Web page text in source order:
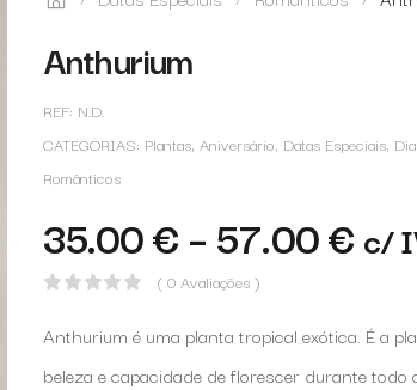
Anthurium
REF: N.D.
CATEGORIAS: Plantas, Aniversário, Datas Especiais,
Românticos
35.00€–57.00€ c/
( 0 Avaliações )
Anthurium é uma planta tropical exótica. É a
beleza e capacidade de florescer durante todo